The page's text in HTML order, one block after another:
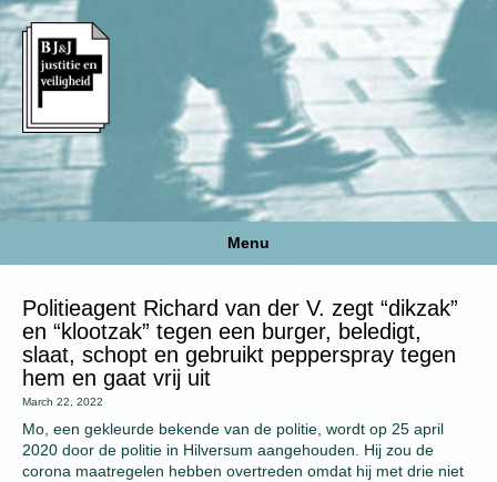
Menu
Politieagent Richard van der V. zegt “dikzak”
en “klootzak” tegen een burger, beledigt,
slaat, schopt en gebruikt pepperspray tegen
hem en gaat vrij uit
March 22, 2022
Mo, een gekleurde bekende van de politie, wordt op 25 april
2020 door de politie in Hilversum aangehouden. Hij zou de
corona maatregelen hebben overtreden omdat hij met drie niet